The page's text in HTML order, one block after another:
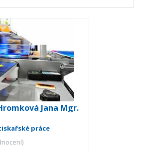
Jana Mgr.
práce